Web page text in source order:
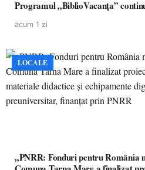
Programul „BiblioVacanța”
acum 1 zi
LOCALE
„PNRR: Fonduri pentru România